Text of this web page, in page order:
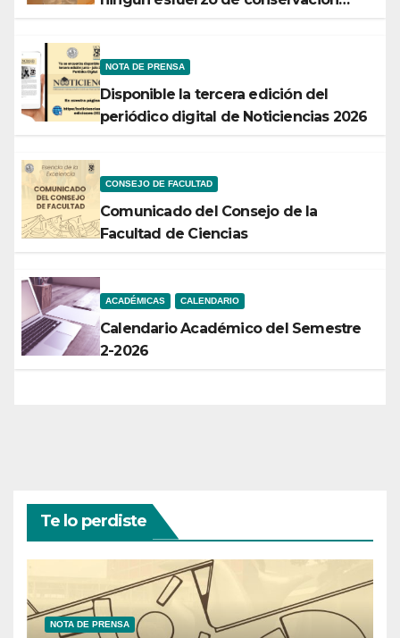
NOTA DE PRENSA
Disponible la tercera edición del
periódico digital de Noticiencias 2026
CONSEJO DE FACULTAD
Comunicado del Consejo de la
Facultad de Ciencias
ACADÉMICAS CALENDARIO
Calendario Académico del Semestre
2-2026
Te lo perdiste
NOTA DE PRENSA